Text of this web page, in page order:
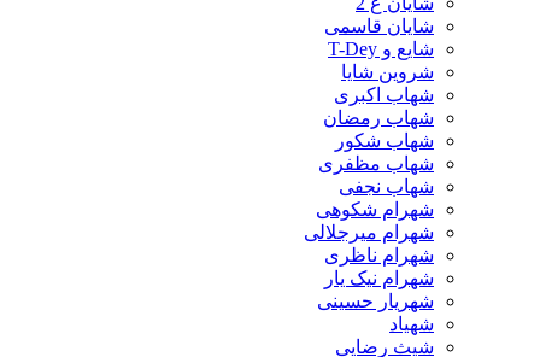
شایان قاسمی
شایع و T-Dey
شروین شایا
شهاب اکبری
شهاب رمضان
شهاب شکور
شهاب مظفری
شهاب نجفی
شهرام شکوهی
شهرام میرجلالی
شهرام ناظری
شهرام نیک یار
شهریار حسینی
شهیاد
شیث رضایی